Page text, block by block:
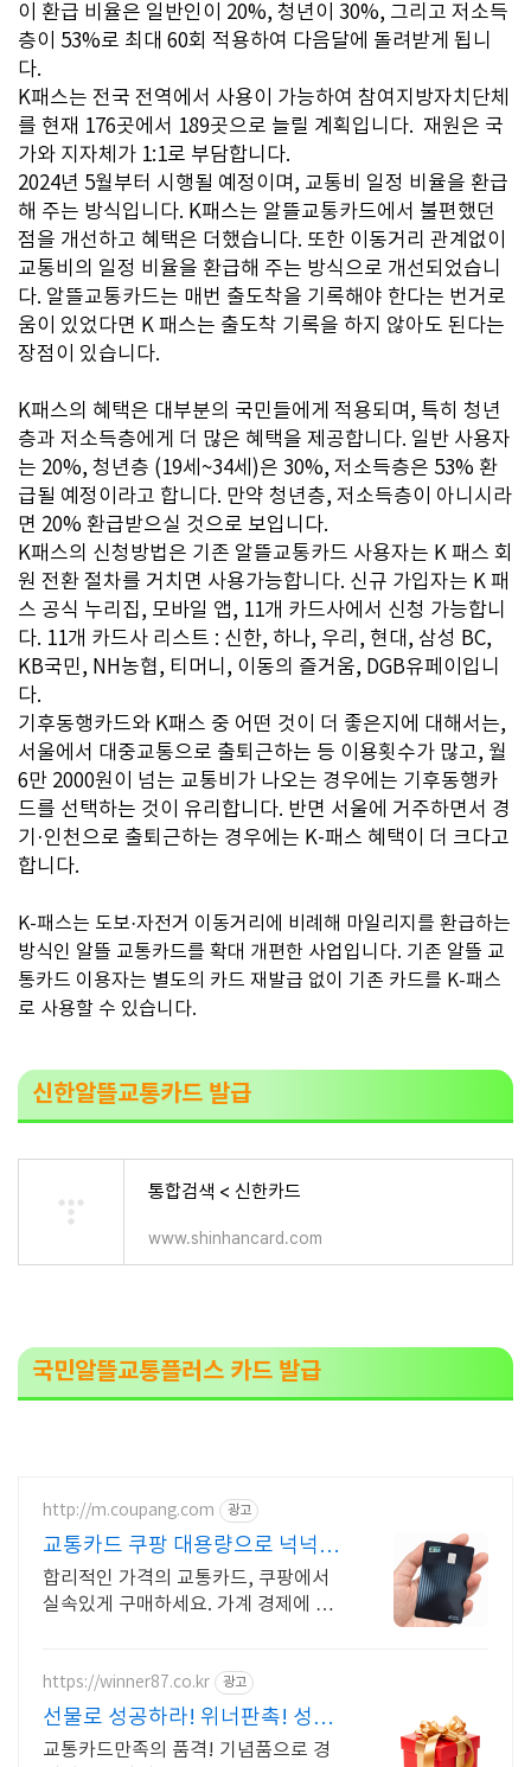
이 환급 비율은 일반인이 20%, 청년이 30%, 그리고 저소득
층이 53%로 최대 60회 적용하여 다음달에 돌려받게 됩니
다.
K패스는 전국 전역에서 사용이 가능하여 참여지방자치단체
를 현재 176곳에서 189곳으로 늘릴 계획입니다. 재원은 국
가와 지자체가 1:1로 부담합니다.
2024년 5월부터 시행될 예정이며, 교통비 일정 비율을 환급
해 주는 방식입니다. K패스는 알뜰교통카드에서 불편했던
점을 개선하고 혜택은 더했습니다. 또한 이동거리 관계없이
교통비의 일정 비율을 환급해 주는 방식으로 개선되었습니
다. 알뜰교통카드는 매번 출도착을 기록해야 한다는 번거로
움이 있었다면 K 패스는 출도착 기록을 하지 않아도 된다는
장점이 있습니다.
K패스의 혜택은 대부분의 국민들에게 적용되며, 특히 청년
층과 저소득층에게 더 많은 혜택을 제공합니다. 일반 사용자
는 20%, 청년층 (19세~34세)은 30%, 저소득층은 53% 환
급될 예정이라고 합니다. 만약 청년층, 저소득층이 아니시라
면 20% 환급받으실 것으로 보입니다.
K패스의 신청방법은 기존 알뜰교통카드 사용자는 K 패스 회
원 전환 절차를 거치면 사용가능합니다. 신규 가입자는 K 패
스 공식 누리집, 모바일 앱, 11개 카드사에서 신청 가능합니
다. 11개 카드사 리스트 : 신한, 하나, 우리, 현대, 삼성 BC,
KB국민, NH농협, 티머니, 이동의 즐거움, DGB유페이입니
다.
기후동행카드와 K패스 중 어떤 것이 더 좋은지에 대해서는,
서울에서 대중교통으로 출퇴근하는 등 이용횟수가 많고, 월
6만 2000원이 넘는 교통비가 나오는 경우에는 기후동행카
드를 선택하는 것이 유리합니다. 반면 서울에 거주하면서 경
기·인천으로 출퇴근하는 경우에는 K-패스 혜택이 더 크다고
합니다.
K-패스는 도보·자전거 이동거리에 비례해 마일리지를 환급하는
방식인 알뜰 교통카드를 확대 개편한 사업입니다. 기존 알뜰 교
통카드 이용자는 별도의 카드 재발급 없이 기존 카드를 K-패스
로 사용할 수 있습니다.
신한알뜰교통카드 발급
통합검색 < 신한카드
www.shinhancard.com
국민알뜰교통플러스 카드 발급
http://m.coupang.com 광고
교통카드 쿠팡 대용량으로 넉넉하
게 사용
합리적인 가격의 교통카드, 쿠팡에서
실속있게 구매하세요. 가계 경제에 도
https://winner87.co.kr 광고
선물로 성공하라! 위너판촉! 성공
적인 행사, 시작은 여기
교통카드만족의 품격! 기념품으로 경